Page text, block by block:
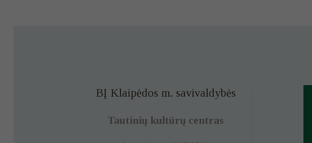
BĮ Klaipėdos m. savivaldybės
Tautinių kultūrų centras